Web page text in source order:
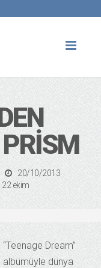
20/10/2013
22 ekim
“Teenage Dream”
albümüyle dünya